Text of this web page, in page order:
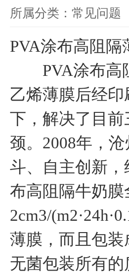
所属分类： 常见问题
PVA涂布高阻隔
PVA涂布高阻
乙烯薄膜后经
下，解决了目
颈。2008年，
斗、自主创新
布高阻隔牛奶
2cm3/
薄膜，而且包
无菌包装所有